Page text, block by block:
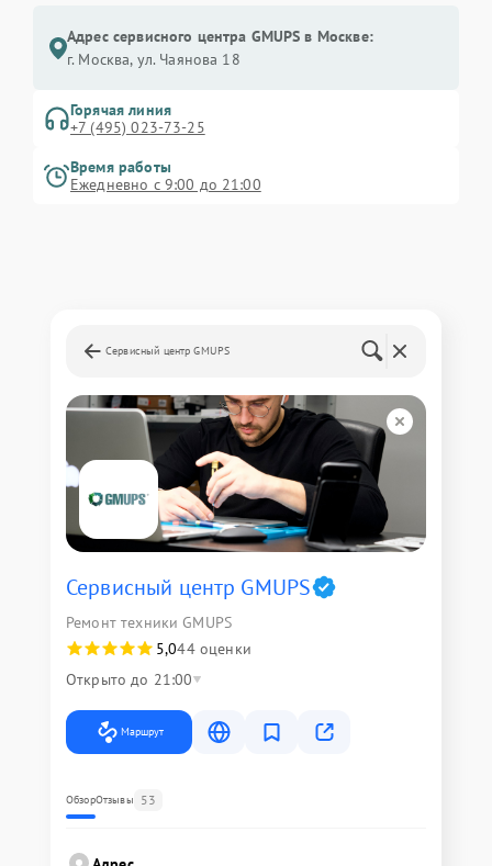
Адрес сервисного центра GMUPS в Москве:
г. Москва, ул. Чаянова 18
Горячая линия
+7 (495) 023-73-25
Время работы
Ежедневно с 9:00 до 21:00
Сервисный центр GMUPS
Сервисный центр GMUPS
Ремонт техники GMUPS
5,044 оценки
Открыто до 21:00
Маршрут
ОбзорОтзывы 53